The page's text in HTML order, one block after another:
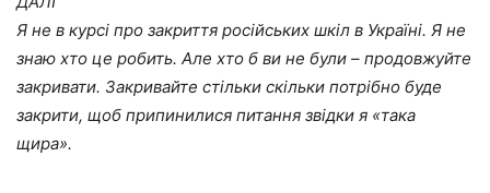
Я не в курсі про закриття російських шкіл в Україні. Я не
знаю хто це робить. Але хто б ви не були – продовжуйте
закривати. Закривайте стільки скільки потрібно буде
закрити, щоб припинилися питання звідки я «така
щира».